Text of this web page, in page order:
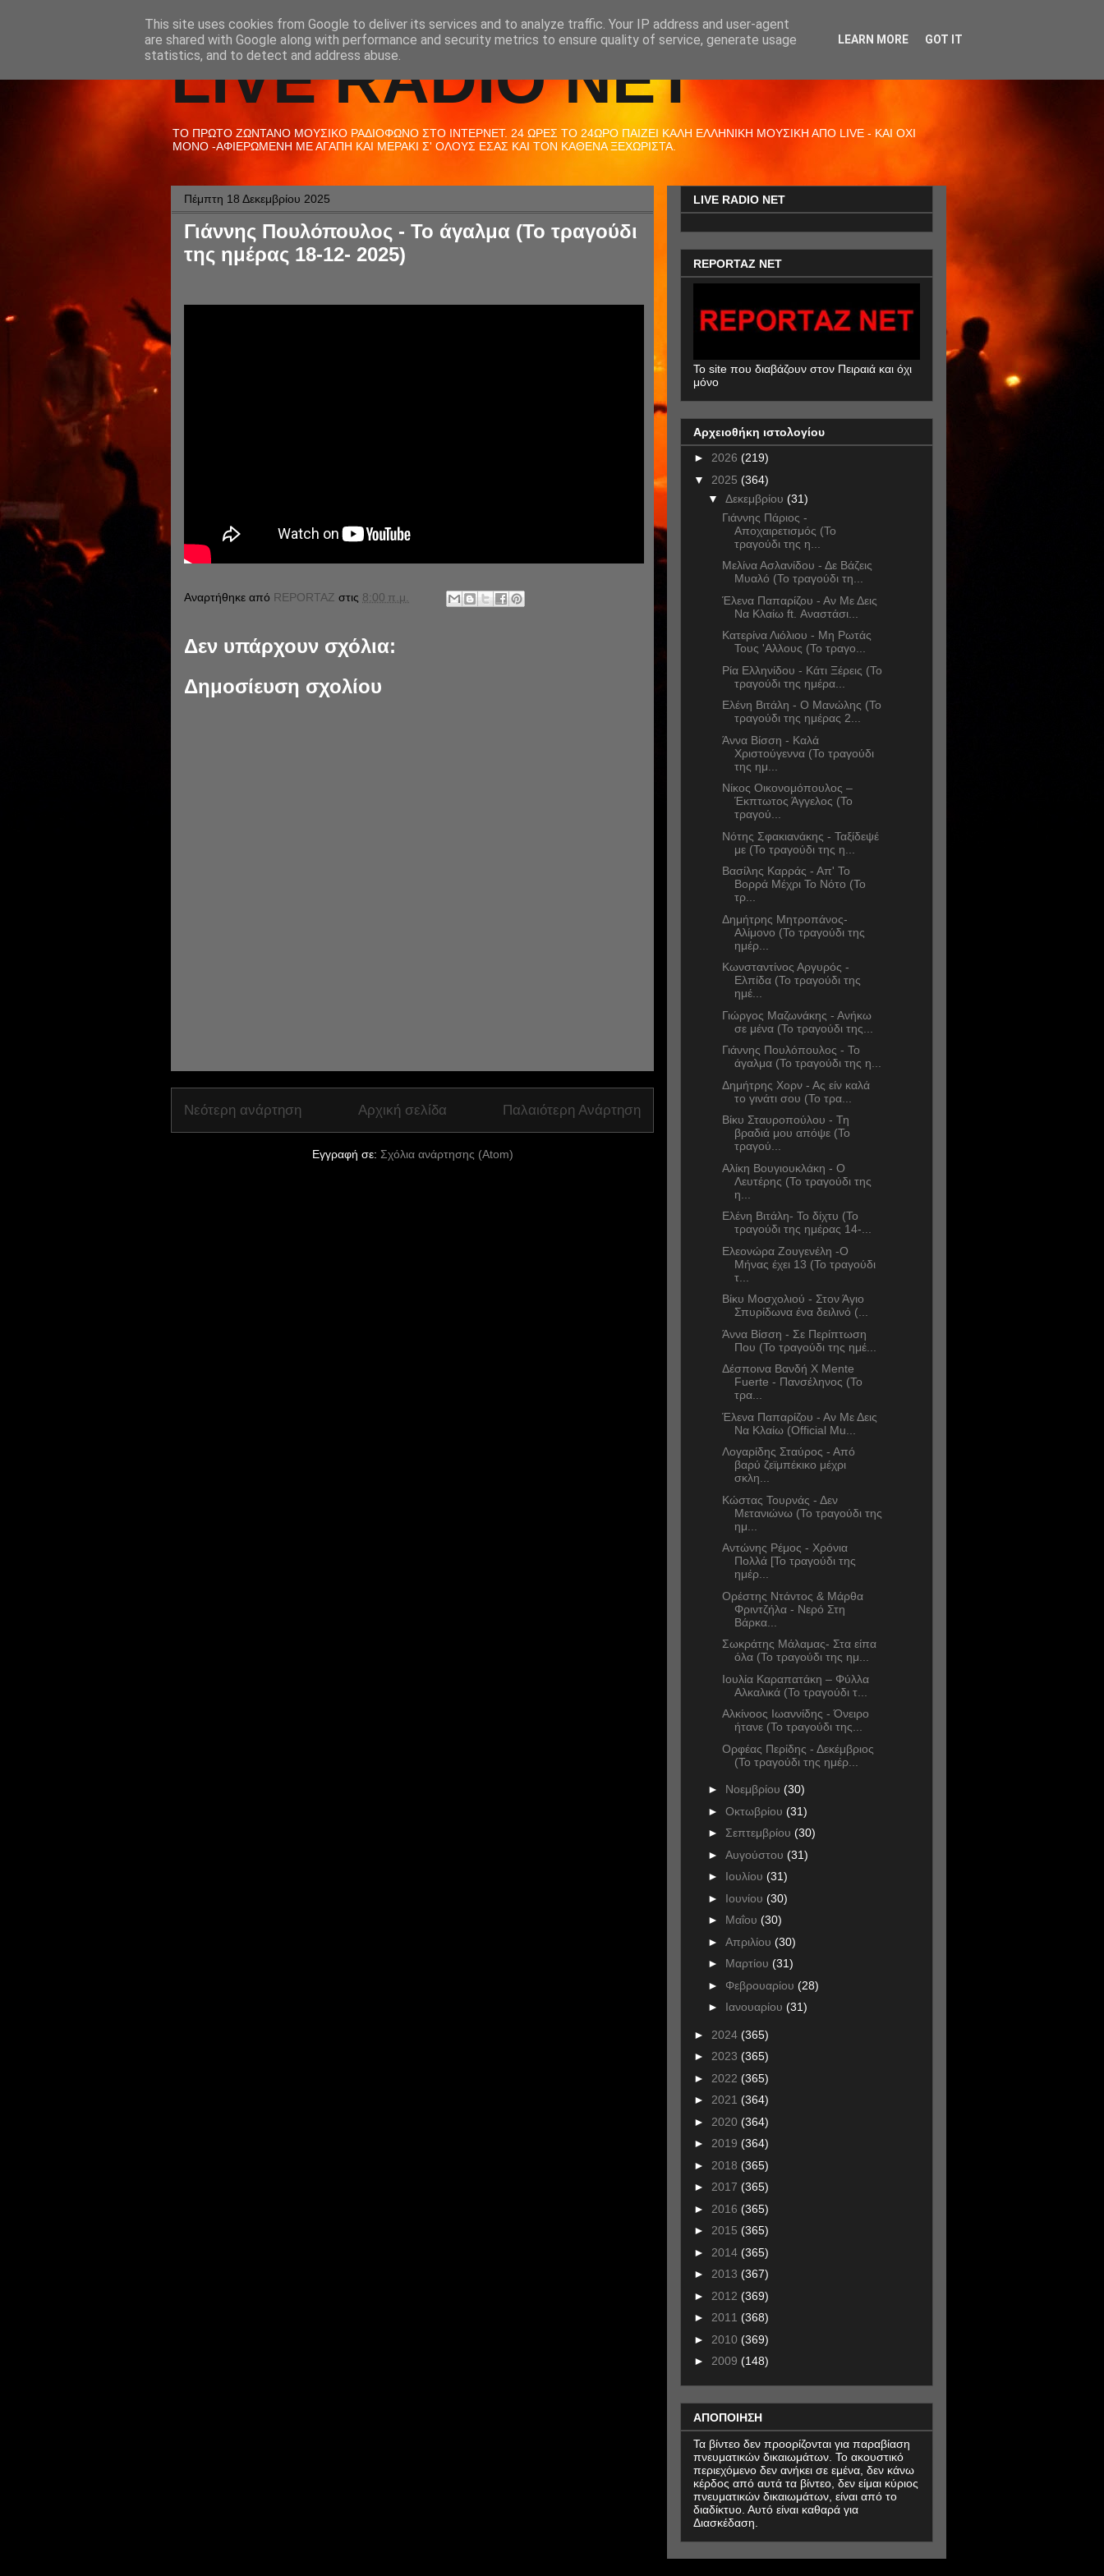
LIVE RADIO NET
ΤΟ ΠΡΩΤΟ ΖΩΝΤΑΝΟ ΜΟΥΣΙΚΟ ΡΑΔΙΟΦΩΝΟ ΣΤΟ ΙΝΤΕΡΝΕΤ. 24 ΩΡΕΣ ΤΟ 24ΩΡΟ ΠΑΙΖΕΙ ΚΑΛΗ ΕΛΛΗΝΙΚΗ ΜΟΥΣΙΚΗ ΑΠΟ LIVE - ΚΑΙ ΟΧΙ
ΜΟΝΟ -ΑΦΙΕΡΩΜΕΝΗ ΜΕ ΑΓΑΠΗ ΚΑΙ ΜΕΡΑΚΙ Σ' ΟΛΟΥΣ ΕΣΑΣ ΚΑΙ ΤΟΝ ΚΑΘΕΝΑ ΞΕΧΩΡΙΣΤΑ.
Πέμπτη 18 Δεκεμβρίου 2025
Γιάννης Πουλόπουλος - Το άγαλμα (Το τραγούδι
της ημέρας 18-12- 2025)
Αναρτήθηκε από REPORTAZ στις 8:00 π.μ.
Δεν υπάρχουν σχόλια:
Δημοσίευση σχολίου
Νεότερη ανάρτηση Παλαιότερη Ανάρτηση
Αρχική σελίδα
Εγγραφή σε: Σχόλια ανάρτησης (Atom)
LIVE RADIO NET
REPORTAZ NET
To site που διαβάζουν στον Πειραιά και όχι
μόνο
Αρχειοθήκη ιστολογίου
► 2026 (219)
▼ 2025 (364)
▼ Δεκεμβρίου (31)
Γιάννης Πάριος -
Αποχαιρετισμός (Το
τραγούδι της η...
Μελίνα Ασλανίδου - Δε Βάζεις
Μυαλό (Το τραγούδι τη...
Έλενα Παπαρίζου - Αν Με Δεις
Να Κλαίω ft. Αναστάσι...
Κατερίνα Λιόλιου - Μη Ρωτάς
Τους 'Αλλους (Το τραγο...
Ρία Ελληνίδου - Κάτι Ξέρεις (Το
τραγούδι της ημέρα...
Eλένη Βιτάλη - Ο Μανώλης (Το
τραγούδι της ημέρας 2...
Άννα Βίσση - Καλά
Χριστούγεννα (Το τραγούδι
της ημ...
Νίκος Οικονομόπουλος –
Έκπτωτος Άγγελος (Το
τραγού...
Νότης Σφακιανάκης - Ταξίδεψέ
με (Το τραγούδι της η...
Βασίλης Καρράς - Απ' Το
Βορρά Μέχρι Το Νότο (Το
τρ...
Δημήτρης Μητροπάνος-
Αλίμονο (Το τραγούδι της
ημέρ...
Κωνσταντίνος Αργυρός -
Ελπίδα (Το τραγούδι της
ημέ...
Γιώργος Μαζωνάκης - Ανήκω
σε μένα (Το τραγούδι της...
Γιάννης Πουλόπουλος - Το
άγαλμα (Το τραγούδι της η...
Δημήτρης Χορν - Ας είν καλά
το γινάτι σου (Το τρα...
Βίκυ Σταυροπούλου - Τη
βραδιά μου απόψε (Το
τραγού...
Αλίκη Βουγιουκλάκη - Ο
Λευτέρης (Το τραγούδι της
η...
Ελένη Βιτάλη- Το δίχτυ (Το
τραγούδι της ημέρας 14-...
Ελεονώρα Ζουγενέλη -Ο
Μήνας έχει 13 (Το τραγούδι
τ...
Βίκυ Μοσχολιού - Στον Άγιο
Σπυρίδωνα ένα δειλινό (...
Άννα Βίσση - Σε Περίπτωση
Που (Το τραγούδι της ημέ...
Δέσποινα Βανδή Χ Mente
Fuerte - Πανσέληνος (Το
τρα...
Έλενα Παπαρίζου - Αν Με Δεις
Να Κλαίω (Official Mu...
Λογαρίδης Σταύρος - Από
βαρύ ζεϊμπέκικο μέχρι
σκλη...
Κώστας Τουρνάς - Δεν
Μετανιώνω (Το τραγούδι της
ημ...
Αντώνης Ρέμος - Χρόνια
Πολλά [Το τραγούδι της
ημέρ...
Ορέστης Ντάντος & Μάρθα
Φριντζήλα - Νερό Στη
Βάρκα...
Σωκράτης Μάλαμας- Στα είπα
όλα (Το τραγούδι της ημ...
Ιουλία Καραπατάκη – Φύλλα
Αλκαλικά (Το τραγούδι τ...
Αλκίνοος Ιωαννίδης - Όνειρο
ήτανε (Το τραγούδι της...
Ορφέας Περίδης - Δεκέμβριος
(Το τραγούδι της ημέρ...
► Νοεμβρίου (30)
► Οκτωβρίου (31)
► Σεπτεμβρίου (30)
► Αυγούστου (31)
► Ιουλίου (31)
► Ιουνίου (30)
► Μαΐου (30)
► Απριλίου (30)
► Μαρτίου (31)
► Φεβρουαρίου (28)
► Ιανουαρίου (31)
► 2024 (365)
► 2023 (365)
► 2022 (365)
► 2021 (364)
► 2020 (364)
► 2019 (364)
► 2018 (365)
► 2017 (365)
► 2016 (365)
► 2015 (365)
► 2014 (365)
► 2013 (367)
► 2012 (369)
► 2011 (368)
► 2010 (369)
► 2009 (148)
ΑΠΟΠΟΙΗΣΗ
Τα βίντεο δεν προορίζονται για παραβίαση
πνευματικών δικαιωμάτων. Το ακουστικό
περιεχόμενο δεν ανήκει σε εμένα, δεν κάνω
κέρδος από αυτά τα βίντεο, δεν είμαι κύριος
πνευματικών δικαιωμάτων, είναι από το
διαδίκτυο. Αυτό είναι καθαρά για
Διασκέδαση.
This site uses cookies from Google to deliver its services and to analyze traffic. Your IP address and user-agent
are shared with Google along with performance and security metrics to ensure quality of service, generate usage
statistics, and to detect and address abuse.
LEARN MORE GOT IT